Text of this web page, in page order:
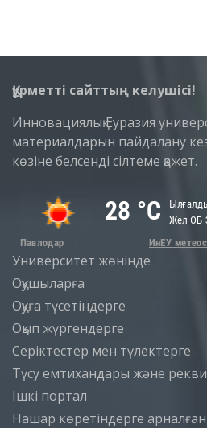
Құрметті сайттың келушісі!
Инновациялық Еуразия
материалдарын пайдалану
көзіне белсенді сілтеме қажет.
Университет жөнінде
Оқушыларға
Оқуға түсетіндерге
Оқып жүргендерге
Серіктестер мен түлектерге
Түсу емтихандары және
Iшкi портал
Нашар көретіндерге арналған